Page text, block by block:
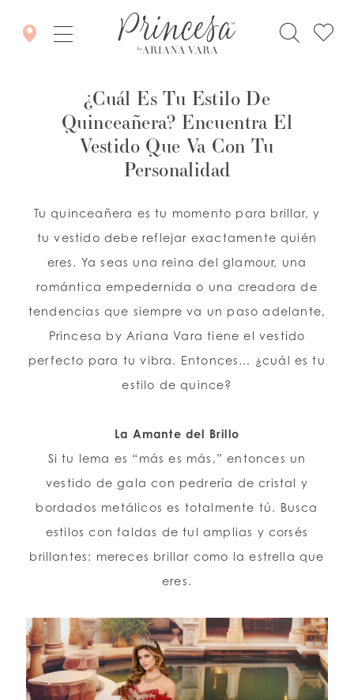
¿Cuál Es Tu Estilo De
Quinceañera? Encuentra El
Vestido Que Va Con Tu
Personalidad
Tu quinceañera es tu momento para brillar, y
tu vestido debe reflejar exactamente quién
eres. Ya seas una reina del glamour, una
romántica empedernida o una creadora de
tendencias que siempre va un paso adelante,
Princesa by Ariana Vara tiene el vestido
perfecto para tu vibra. Entonces… ¿cuál es tu
estilo de quince?
La Amante del Brillo
Si tu lema es “más es más,” entonces un
vestido de gala con pedrería de cristal y
bordados metálicos es totalmente tú. Busca
estilos con faldas de tul amplias y corsés
brillantes: mereces brillar como la estrella que
eres.